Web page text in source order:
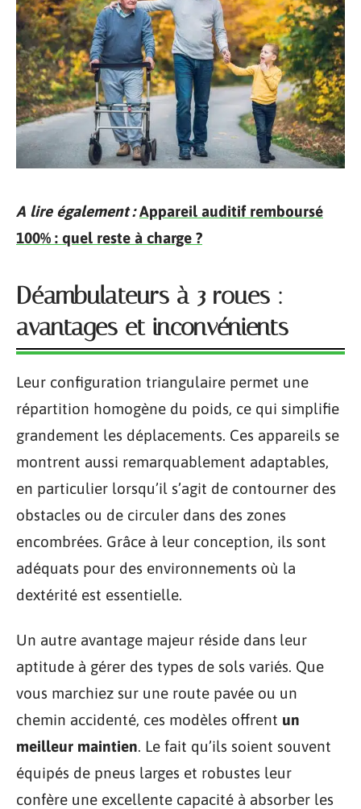
A lire également : Appareil auditif remboursé
100% : quel reste à charge ?
Déambulateurs à 3 roues :
avantages et inconvénients
Leur configuration triangulaire permet une
répartition homogène du poids, ce qui simplifie
grandement les déplacements. Ces appareils se
montrent aussi remarquablement adaptables,
en particulier lorsqu’il s’agit de contourner des
obstacles ou de circuler dans des zones
encombrées. Grâce à leur conception, ils sont
adéquats pour des environnements où la
dextérité est essentielle.
Un autre avantage majeur réside dans leur
aptitude à gérer des types de sols variés. Que
vous marchiez sur une route pavée ou un
chemin accidenté, ces modèles offrent un
meilleur maintien. Le fait qu’ils soient souvent
équipés de pneus larges et robustes leur
confère une excellente capacité à absorber les